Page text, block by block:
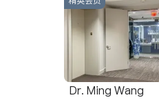
Dr. Ming Wang